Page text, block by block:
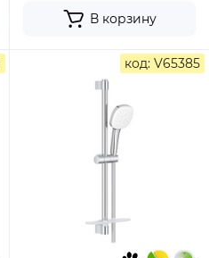
В корзину
код: V65385